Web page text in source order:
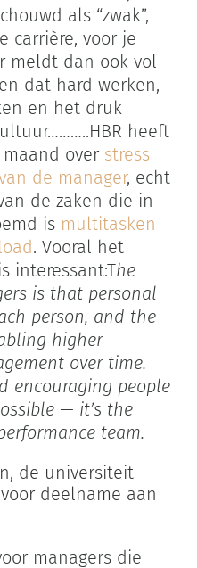
als “zwak”,
carrière, voor je
meldt dan ook vol
dat hard werken,
en het druk
heeft
over stress
de manager, echt
de zaken die in
is multitasken
. Vooral het
interessant:The
is that personal
person, and the
higher
over time.
encouraging people
— it’s the
team.
de universiteit
deelname aan
managers die